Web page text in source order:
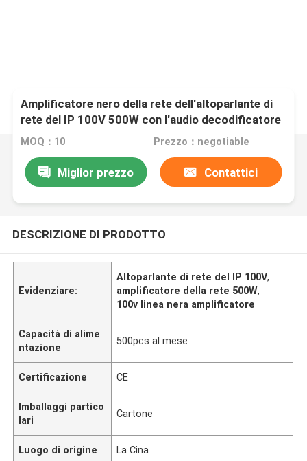
Amplificatore nero della rete dell'altoparlante di
rete del IP 100V 500W con l'audio decodificatore
MOQ：10 Prezzo：negotiable
Miglior prezzo Contattici
DESCRIZIONE DI PRODOTTO
Evidenziare:
Altoparlante di rete del IP 100V,
amplificatore della rete 500W,
100v linea nera amplificatore
Capacità di alime
ntazione
500pcs al mese
Certificazione CE
Imballaggi partico
lari
Cartone
Luogo di origine La Cina